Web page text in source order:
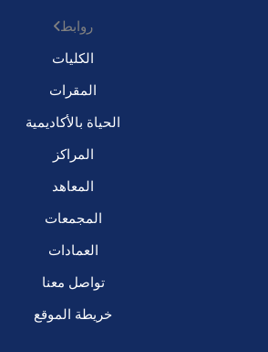
روابط
الكليات
المقرات
الحياة بالأكاديمية
المراكز
المعاهد
المجمعات
العمادات
تواصل معنا
خريطة الموقع